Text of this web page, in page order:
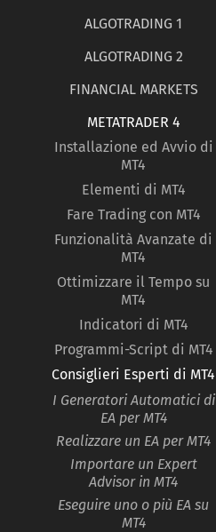
ALGOTRADING 1
ALGOTRADING 2
FINANCIAL MARKETS
METATRADER 4
Installazione ed Avvio di
MT4
Elementi di MT4
Fare Trading con MT4
Funzionalità Avanzate di
MT4
Ottimizzare il Tempo su
MT4
Indicatori di MT4
Programmi-Script di MT4
Consiglieri Esperti di MT4
I Generatori Automatici di
EA per MT4
Realizzare un EA per MT4
Importare un Expert
Advisor in MT4
Eseguire uno o più EA su
MT4